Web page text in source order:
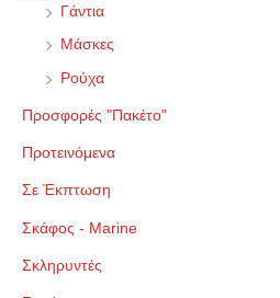
Γάντια
Μάσκες
Ρούχα
Προσφορές "Πακέτο"
Προτεινόμενα
Σε Έκπτωση
Σκάφος - Marine
Σκληρυντές